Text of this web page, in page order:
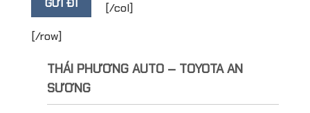
[/col]
[/row]
THÁI PHƯƠNG AUTO – TOYOTA AN
SƯƠNG